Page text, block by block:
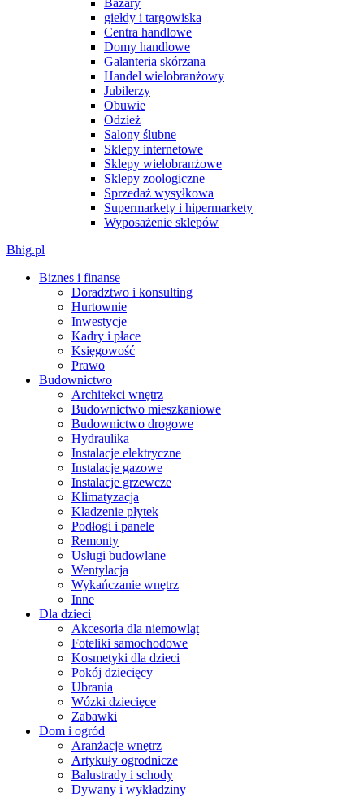
Bazary
giełdy i targowiska
Centra handlowe
Domy handlowe
Galanteria skórzana
Handel wielobranżowy
Jubilerzy
Obuwie
Odzież
Salony ślubne
Sklepy internetowe
Sklepy wielobranżowe
Sklepy zoologiczne
Sprzedaż wysyłkowa
Supermarkety i hipermarkety
Wyposażenie sklepów
Bhig.pl
Biznes i finanse
Doradztwo i konsulting
Hurtownie
Inwestycje
Kadry i płace
Księgowość
Prawo
Budownictwo
Architekci wnętrz
Budownictwo mieszkaniowe
Budownictwo drogowe
Hydraulika
Instalacje elektryczne
Instalacje gazowe
Instalacje grzewcze
Klimatyzacja
Kładzenie płytek
Podłogi i panele
Remonty
Usługi budowlane
Wentylacja
Wykańczanie wnętrz
Inne
Dla dzieci
Akcesoria dla niemowląt
Foteliki samochodowe
Kosmetyki dla dzieci
Pokój dziecięcy
Ubrania
Wózki dziecięce
Zabawki
Dom i ogród
Aranżacje wnętrz
Artykuły ogrodnicze
Balustrady i schody
Dywany i wykładziny